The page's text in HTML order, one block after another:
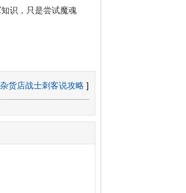
识，只是尝试魔魂
货店战士刺客说攻略 ]